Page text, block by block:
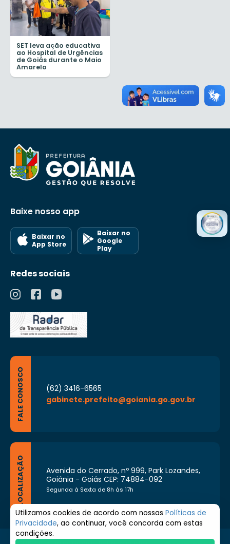
SET leva ação educativa
ao Hospital de Urgências
de Goiás durante o Maio
Amarelo
Baixe nosso app
Baixar no
App Store
Baixar no
Google
Play
Redes sociais
FALE CONOSCO
(62) 3416-6565
gabinete.prefeito@goiania.go.gov.br
LOCALIZAÇÃO
Avenida do Cerrado, nº 999, Park Lozandes,
Goiânia - Goiás CEP: 74884-092
Segunda à Sexta de 8h às 17h
Utilizamos cookies de acordo com nossas Políticas de
Privacidade, ao continuar, você concorda com estas
condições.